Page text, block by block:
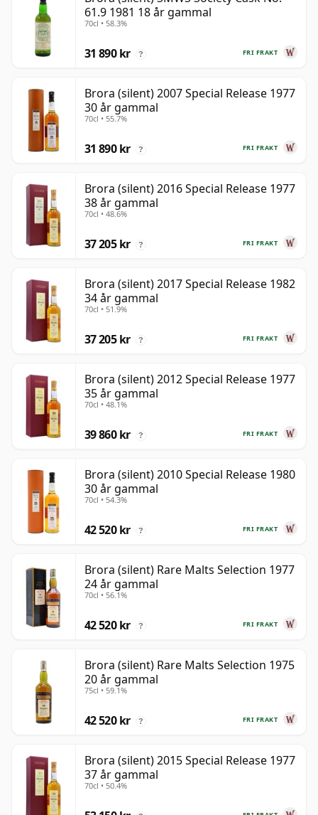
61.9 1981 18 år gammal
70cl • 58.3%
FRI FRAKT
31 890 kr ?
Brora (silent) 2007 Special Release 1977
30 år gammal
70cl • 55.7%
FRI FRAKT
31 890 kr ?
Brora (silent) 2016 Special Release 1977
38 år gammal
70cl • 48.6%
FRI FRAKT
37 205 kr ?
Brora (silent) 2017 Special Release 1982
34 år gammal
70cl • 51.9%
FRI FRAKT
37 205 kr ?
Brora (silent) 2012 Special Release 1977
35 år gammal
70cl • 48.1%
FRI FRAKT
39 860 kr ?
Brora (silent) 2010 Special Release 1980
30 år gammal
70cl • 54.3%
FRI FRAKT
42 520 kr ?
Brora (silent) Rare Malts Selection 1977
24 år gammal
70cl • 56.1%
FRI FRAKT
42 520 kr ?
Brora (silent) Rare Malts Selection 1975
20 år gammal
75cl • 59.1%
FRI FRAKT
42 520 kr ?
Brora (silent) 2015 Special Release 1977
37 år gammal
70cl • 50.4%